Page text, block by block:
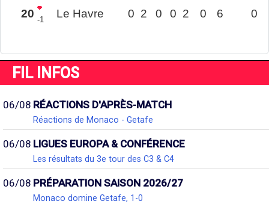
20 -1 Le Havre 0 2 0 0 2 0 6 0
FIL INFOS
06/08 RÉACTIONS D'APRÈS-MATCH
Réactions de Monaco - Getafe
06/08 LIGUES EUROPA & CONFÉRENCE
Les résultats du 3e tour des C3 & C4
06/08 PRÉPARATION SAISON 2026/27
Monaco domine Getafe, 1-0